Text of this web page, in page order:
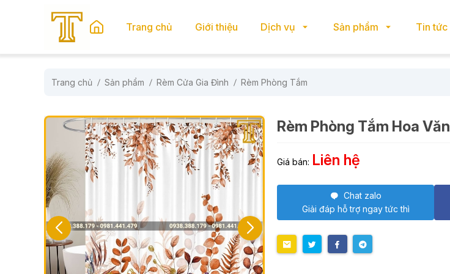
Trang chủ Giới thiệu Dịch vụ Sản phẩm Tin tức
Trang chủ Sản phẩm Rèm Cửa Gia Đình Rèm Phòng Tắm
Rèm Phòng Tắm Hoa Văn
Giá bán: Liên hệ
Chat zalo
Giải đáp hỗ trợ ngay tức thì